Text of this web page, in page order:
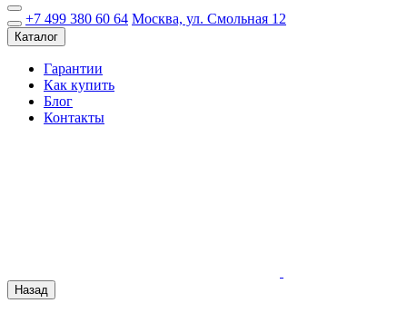
+7 499 380 60 64 Москва, ул. Смольная 12
Каталог
Гарантии
Как купить
Блог
Контакты
Назад